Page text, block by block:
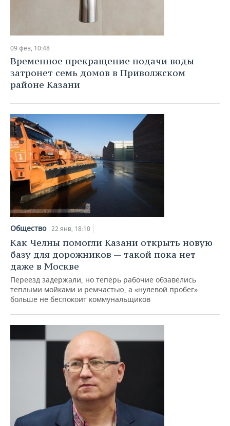
09 фев, 10:48
Временное прекращение подачи воды
затронет семь домов в Приволжском
районе Казани
Общество 22 янв, 18:10
Как Челны помогли Казани открыть новую
базу для дорожников — такой пока нет
даже в Москве
Переезд задержали, но теперь рабочие обзавелись
теплыми мойками и ремчастью, а «нулевой пробег»
больше не беспокоит коммунальщиков